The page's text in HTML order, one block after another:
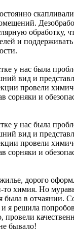
обработку,
и
у нас была
вид и
провели
сорняки и
у нас была
вид и
провели
сорняки и
дорого
то химия. Но
была в отчаянии.
я решила
провели
бывало!